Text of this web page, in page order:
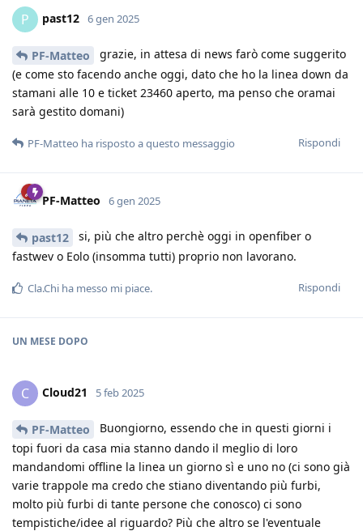
P past12 6 gen 2025
PF-Matteo
grazie, in attesa di news farò come suggerito
(e come sto facendo anche oggi, dato che ho la linea down da
stamani alle 10 e ticket 23460 aperto, ma penso che oramai
sarà gestito domani)
Rispondi
PF-Matteo ha risposto a questo messaggio
PF-Matteo 6 gen 2025
past12
si, più che altro perchè oggi in openfiber o
fastwev o Eolo (insomma tutti) proprio non lavorano.
Rispondi
Cla.Chi ha messo mi piace.
UN MESE DOPO
C Cloud21 5 feb 2025
PF-Matteo
Buongiorno, essendo che in questi giorni i
topi fuori da casa mia stanno dando il meglio di loro
mandandomi offline la linea un giorno sì e uno no (ci sono già
varie trappole ma credo che stiano diventando più furbi,
molto più furbi di tante persone che conosco) ci sono
tempistiche/idee al riguardo? Più che altro se l'eventuale